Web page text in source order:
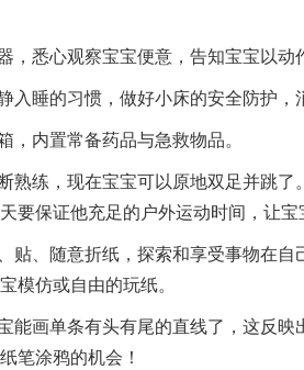
，悉心观察宝宝便意，告知宝宝以动
入睡的习惯，做好小床的安全防护，
，内置常备药品与急救物品。
熟练，现在宝宝可以原地双足并跳
要保证他充足的户外运动时间，让宝
贴、随意折纸，探索和享受事物在
模仿或自由的玩纸。
能画单条有头有尾的直线了，这反
笔涂鸦的机会！